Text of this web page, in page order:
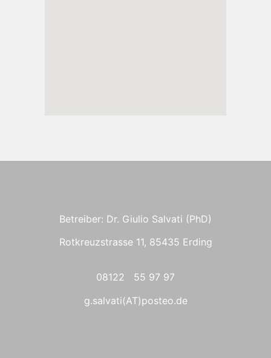
Betreiber: Dr. Giulio Salvati (PhD)
Rotkreuzstrasse 11, 85435 Erding
08122 55 97 97
g.salvati(AT)posteo.de